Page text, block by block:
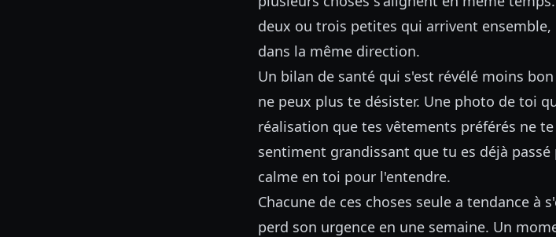
deux ou trois petites qui arrivent
dans la même direction.
Un bilan de santé qui s'est révélé moins
ne peux plus te désister. Une photo de toi
réalisation que tes vêtements préférés ne
sentiment grandissant que tu es déjà
calme en toi pour l'entendre.
Chacune de ces choses seule a tendance à
perd son urgence en une semaine. Un